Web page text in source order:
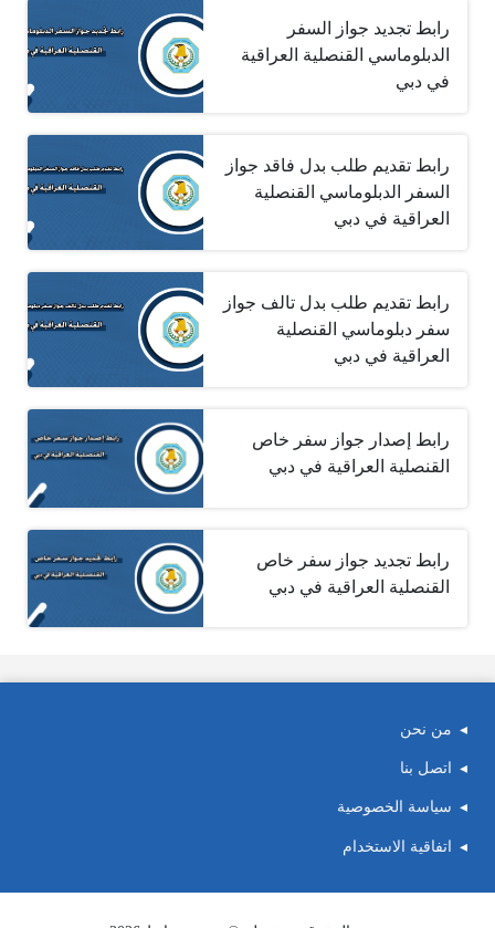
رابط تجديد جواز السفر
الدبلوماسي القنصلية العراقية
في دبي
رابط تقديم طلب بدل فاقد جواز
السفر الدبلوماسي القنصلية
العراقية في دبي
رابط تقديم طلب بدل تالف جواز
سفر دبلوماسي القنصلية
العراقية في دبي
رابط إصدار جواز سفر خاص
القنصلية العراقية في دبي
رابط تجديد جواز سفر خاص
القنصلية العراقية في دبي
من نحن
اتصل بنا
سياسة الخصوصية
اتفاقية الاستخدام